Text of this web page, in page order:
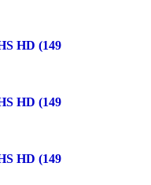
HD (149
HD (149
HD (149